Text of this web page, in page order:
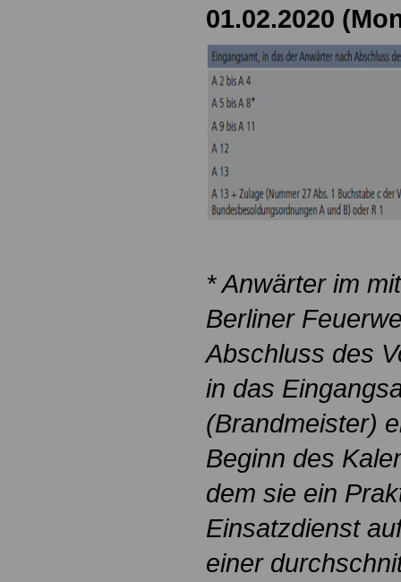
01.02.2020
* Anwärter im
Berliner
Abschluss des
in das
(Brandmeister)
Beginn des
dem sie ein
Einsatzdienst
einer